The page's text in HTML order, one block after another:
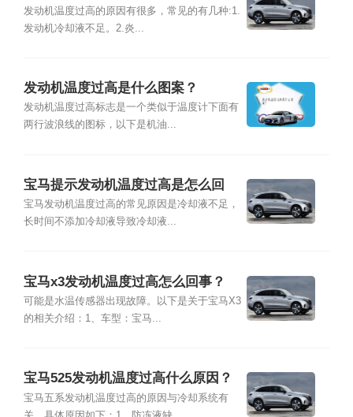
发动机温度过高的原因有很多，常见的有几种:1.
发动机冷却液不足。2.炎...
发动机温度过高是什么图案？
发动机温度过高标志是一个类似于温度计下面有
两行波浪线的图标，以下是机油...
宝马提示发动机温度过高是怎么回
事？
宝马发动机温度过高的常见原因是冷却液不足，
长时间不添加冷却液导致冷却液...
宝马x3发动机温度过高怎么回事？
可能是水温传感器出现故障。以下是关于宝马X3
的相关介绍：1、车型：宝马...
宝马525发动机温度过高什么原因？
宝马五系发动机温度过高的原因与冷却系统有